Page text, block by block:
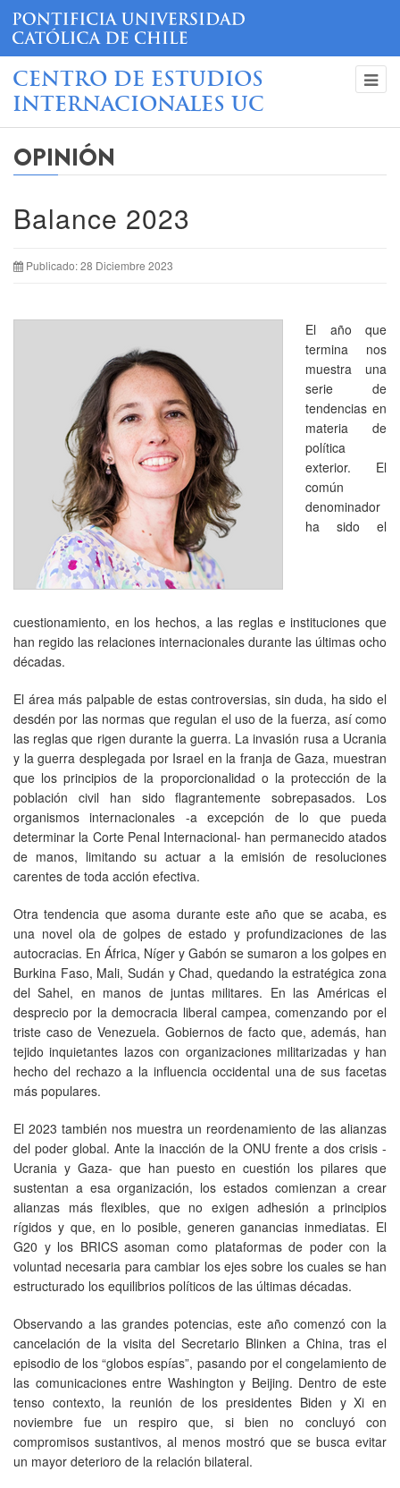
CENTRO DE ESTUDIOS
INTERNACIONALES UC
OPINIÓN
Balance 2023
Publicado: 28 Diciembre 2023
El año que
termina nos
muestra una
serie de
tendencias en
materia de
política
exterior. El
común
denominador
ha sido el
cuestionamiento, en los hechos, a las reglas e instituciones que
han regido las relaciones internacionales durante las últimas ocho
décadas.
El área más palpable de estas controversias, sin duda, ha sido el
desdén por las normas que regulan el uso de la fuerza, así como
las reglas que rigen durante la guerra. La invasión rusa a Ucrania
y la guerra desplegada por Israel en la franja de Gaza, muestran
que los principios de la proporcionalidad o la protección de la
población civil han sido flagrantemente sobrepasados. Los
organismos internacionales -a excepción de lo que pueda
determinar la Corte Penal Internacional- han permanecido atados
de manos, limitando su actuar a la emisión de resoluciones
carentes de toda acción efectiva.
Otra tendencia que asoma durante este año que se acaba, es
una novel ola de golpes de estado y profundizaciones de las
autocracias. En África, Níger y Gabón se sumaron a los golpes en
Burkina Faso, Mali, Sudán y Chad, quedando la estratégica zona
del Sahel, en manos de juntas militares. En las Américas el
desprecio por la democracia liberal campea, comenzando por el
triste caso de Venezuela. Gobiernos de facto que, además, han
tejido inquietantes lazos con organizaciones militarizadas y han
hecho del rechazo a la influencia occidental una de sus facetas
más populares.
El 2023 también nos muestra un reordenamiento de las alianzas
del poder global. Ante la inacción de la ONU frente a dos crisis -
Ucrania y Gaza- que han puesto en cuestión los pilares que
sustentan a esa organización, los estados comienzan a crear
alianzas más flexibles, que no exigen adhesión a principios
rígidos y que, en lo posible, generen ganancias inmediatas. El
G20 y los BRICS asoman como plataformas de poder con la
voluntad necesaria para cambiar los ejes sobre los cuales se han
estructurado los equilibrios políticos de las últimas décadas.
Observando a las grandes potencias, este año comenzó con la
cancelación de la visita del Secretario Blinken a China, tras el
episodio de los “globos espías”, pasando por el congelamiento de
las comunicaciones entre Washington y Beijing. Dentro de este
tenso contexto, la reunión de los presidentes Biden y Xi en
noviembre fue un respiro que, si bien no concluyó con
compromisos sustantivos, al menos mostró que se busca evitar
un mayor deterioro de la relación bilateral.